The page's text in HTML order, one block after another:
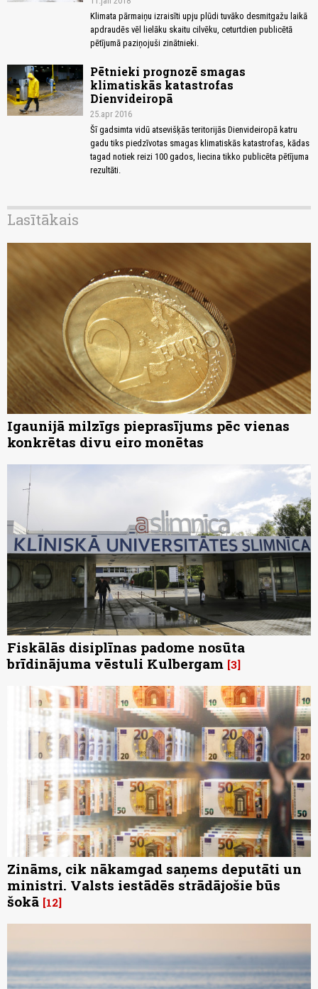
Klimata pārmaiņu izraisīti upju plūdi tuvāko desmitgažu laikā
apdraudēs vēl lielāku skaitu cilvēku, ceturtdien publicētā
pētījumā paziņojuši zinātnieki.
Pētnieki prognozē smagas
klimatiskās katastrofas
Dienvideiropā
25.apr 2016
Šī gadsimta vidū atsevišķās teritorijās Dienvideiropā katru
gadu tiks piedzīvotas smagas klimatiskās katastrofas, kādas
tagad notiek reizi 100 gados, liecina tikko publicēta pētījuma
rezultāti.
Lasītākais
Igaunijā milzīgs pieprasījums pēc vienas
konkrētas divu eiro monētas
Fiskālās disiplīnas padome nosūta
brīdinājuma vēstuli Kulbergam 3
Zināms, cik nākamgad saņems deputāti un
ministri. Valsts iestādēs strādājošie būs
šokā 12